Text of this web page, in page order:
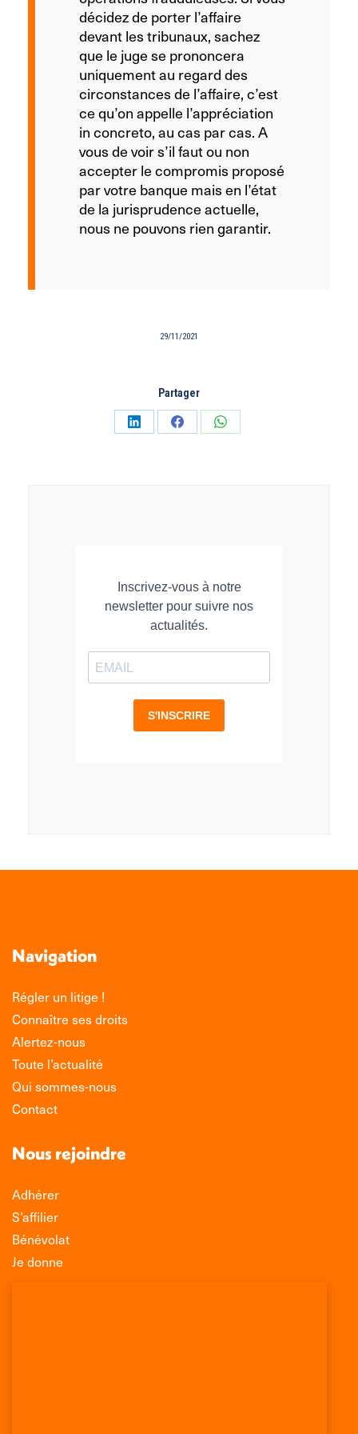
décidez de porter l’affaire
devant les tribunaux, sachez
que le juge se prononcera
uniquement au regard des
circonstances de l’affaire, c’est
ce qu’on appelle l’appréciation
in concreto, au cas par cas. A
vous de voir s’il faut ou non
accepter le compromis proposé
par votre banque mais en l’état
de la jurisprudence actuelle,
nous ne pouvons rien garantir.
29/11/2021
Partager
PartagerPartagerPartager
Navigation
Régler un litige !
Connaître ses droits
Alertez-nous
Toute l’actualité
Qui sommes-nous
Contact
Nous rejoindre
Adhérer
S’affilier
Bénévolat
Je donne